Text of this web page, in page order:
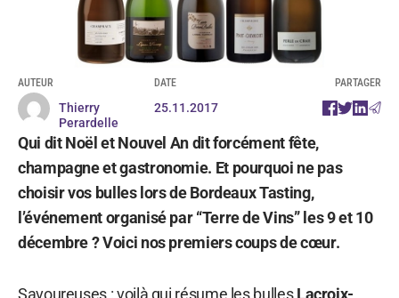
AUTEUR
Thierry
Perardelle
DATE
25.11.2017
PARTAGER
Qui dit Noël et Nouvel An dit forcément fête,
champagne et gastronomie. Et pourquoi ne pas
choisir vos bulles lors de Bordeaux Tasting,
l’événement organisé par “Terre de Vins” les 9 et 10
décembre ? Voici nos premiers coups de cœur.
Savoureuses : voilà qui résume les bullesLacroix-